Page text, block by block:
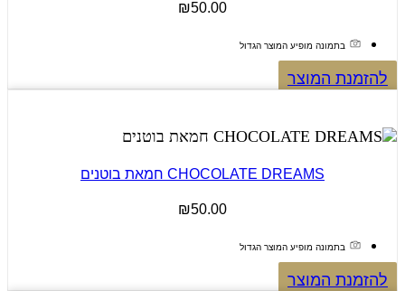
₪50.00
בתמונה מופיע המוצר הגדול
להזמנת המוצר
CHOCOLATE DREAMS חמאת בוטנים
₪50.00
בתמונה מופיע המוצר הגדול
להזמנת המוצר